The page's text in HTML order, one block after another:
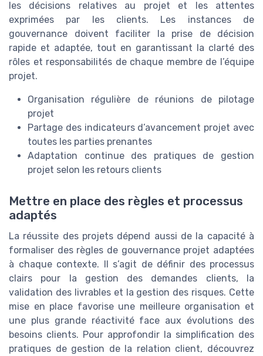
les décisions relatives au projet et les attentes
exprimées par les clients. Les instances de
gouvernance doivent faciliter la prise de décision
rapide et adaptée, tout en garantissant la clarté des
rôles et responsabilités de chaque membre de l’équipe
projet.
Organisation régulière de réunions de pilotage
projet
Partage des indicateurs d’avancement projet avec
toutes les parties prenantes
Adaptation continue des pratiques de gestion
projet selon les retours clients
Mettre en place des règles et processus
adaptés
La réussite des projets dépend aussi de la capacité à
formaliser des règles de gouvernance projet adaptées
à chaque contexte. Il s’agit de définir des processus
clairs pour la gestion des demandes clients, la
validation des livrables et la gestion des risques. Cette
mise en place favorise une meilleure organisation et
une plus grande réactivité face aux évolutions des
besoins clients. Pour approfondir la simplification des
pratiques de gestion de la relation client, découvrez